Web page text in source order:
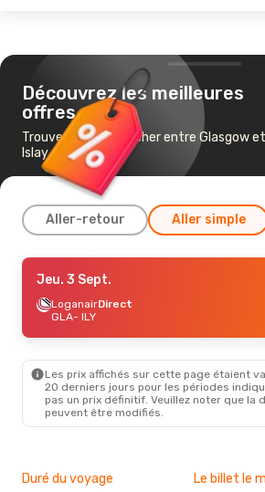
Découvrez les meilleures
offres
Trouvez un vol pas cher entre Glasgow et
Islay
Aller-retour Aller simple
Ven. 28 Août
LoganairDirect
GLA- ILY
ILY- GLA
Mar. 18 Août- Jeu. 20 Août
LoganairDirect
Jeu. 3 Sept.
LoganairDirect
GLA- ILY
Les prix affichés sur cette page étaient
20 derniers jours pour les périodes
pas un prix définitif. Veuillez noter que la
peuvent être modifiés.
Duré du voyage Le billet le